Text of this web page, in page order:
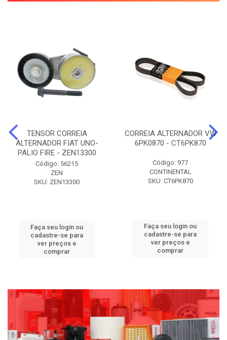
TENSOR CORREIA
ALTERNADOR FIAT UNO-
PALIO FIRE - ZEN13300
Código: 56215
ZEN
SKU: ZEN13300
Faça seu login ou
cadastre-se para
ver preços e
comprar
CORREIA ALTERNADOR VW
6PK0870 - CT6PK870
Código: 977
CONTINENTAL
SKU: CT6PK870
Faça seu login ou
cadastre-se para
ver preços e
comprar